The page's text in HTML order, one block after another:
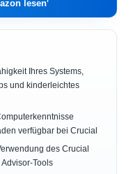
lesen
Ihres Systems,
und kinderleichtes
verfügbar bei Crucial
des Crucial
Tools